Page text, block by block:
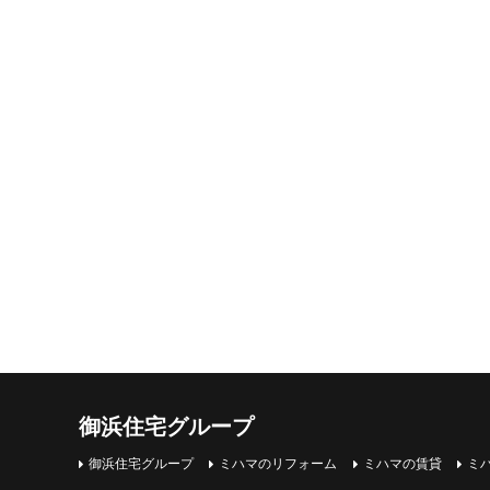
御浜住宅グループ
御浜住宅グループ ミハマのリフォーム ミハマの賃貸 ミ